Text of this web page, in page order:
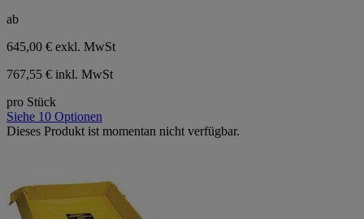
ab
645,00 € exkl. MwSt
767,55 € inkl. MwSt
pro Stück
Siehe 10 Optionen
Dieses Produkt ist momentan nicht verfügbar.